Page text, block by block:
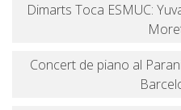
Dimarts Toca ESMUC:
Concert de piano al